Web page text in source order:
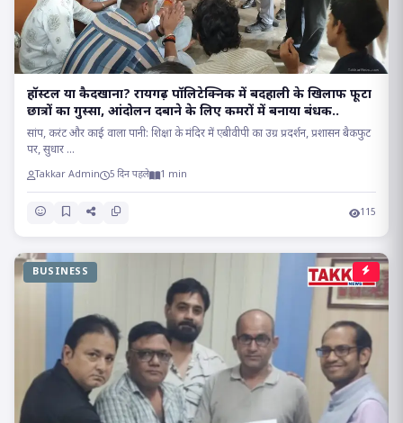
हॉस्टल या कैदखाना? रायगढ़ पॉलिटेक्निक में बदहाली के खिलाफ फूटा
छात्रों का गुस्सा, आंदोलन दबाने के लिए कमरों में बनाया बंधक..
सांप, करंट और काई वाला पानी: शिक्षा के मंदिर में एबीवीपी का उग्र प्रदर्शन, प्रशासन बैकफुट
पर, सुधार ...
Takkar Admin 5 दिन पहले 1 min
115
BUSINESS